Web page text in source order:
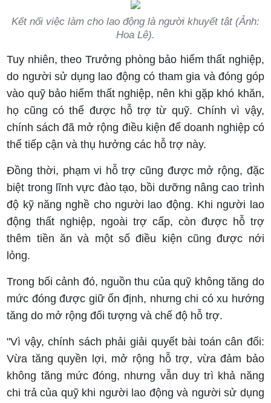
Kết nối việc làm cho lao động là người khuyết tật (Ảnh:
Hoa Lê).
Tuy nhiên, theo Trưởng phòng bảo hiểm thất nghiệp,
do người sử dụng lao động có tham gia và đóng góp
vào quỹ bảo hiểm thất nghiệp, nên khi gặp khó khăn,
họ cũng có thể được hỗ trợ từ quỹ. Chính vì vậy,
chính sách đã mở rộng điều kiện để doanh nghiệp có
thể tiếp cận và thụ hưởng các hỗ trợ này.
Đồng thời, phạm vi hỗ trợ cũng được mở rộng, đặc
biệt trong lĩnh vực đào tạo, bồi dưỡng nâng cao trình
độ kỹ năng nghề cho người lao động. Khi người lao
động thất nghiệp, ngoài trợ cấp, còn được hỗ trợ
thêm tiền ăn và một số điều kiện cũng được nới
lỏng.
Trong bối cảnh đó, nguồn thu của quỹ không tăng do
mức đóng được giữ ổn định, nhưng chi có xu hướng
tăng do mở rộng đối tượng và chế độ hỗ trợ.
"Vì vậy, chính sách phải giải quyết bài toán cân đối:
Vừa tăng quyền lợi, mở rộng hỗ trợ, vừa đảm bảo
không tăng mức đóng, nhưng vẫn duy trì khả năng
chi trả của quỹ khi người lao động và người sử dụng